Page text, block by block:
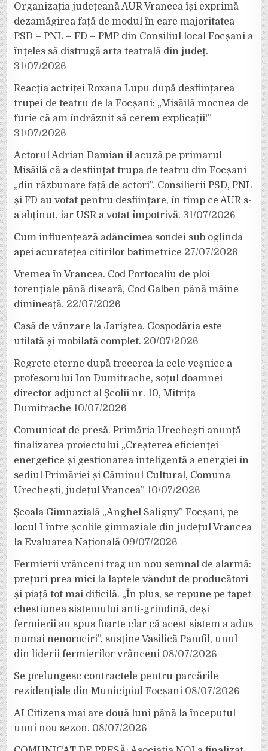
Organizația județeană AUR Vrancea își exprimă
dezamăgirea față de modul în care majoritatea
PSD – PNL – FD – PMP din Consiliul local Focșani a
înțeles să distrugă arta teatrală din județ.
31/07/2026
Reacția actriței Roxana Lupu după desființarea
trupei de teatru de la Focșani: „Misăilă mocnea de
furie că am îndrăznit să cerem explicații!”
31/07/2026
Actorul Adrian Damian îl acuză pe primarul
Misăilă că a desființat trupa de teatru din Focșani
„din răzbunare față de actori”. Consilierii PSD, PNL
și FD au votat pentru desființare, în timp ce AUR s-
a abținut, iar USR a votat împotrivă. 31/07/2026
Cum influențează adâncimea sondei sub oglinda
apei acuratețea citirilor batimetrice 27/07/2026
Vremea în Vrancea. Cod Portocaliu de ploi
torențiale până diseară, Cod Galben până mâine
dimineață. 22/07/2026
Casă de vânzare la Jariștea. Gospodăria este
utilată și mobilată complet. 20/07/2026
Regrete eterne după trecerea la cele veșnice a
profesorului Ion Dumitrache, soțul doamnei
director adjunct al Școlii nr. 10, Mitrița
Dumitrache 10/07/2026
Comunicat de presă. Primăria Urechești anunță
finalizarea proiectului „Creșterea eficienței
energetice și gestionarea inteligentă a energiei în
sediul Primăriei și Căminul Cultural, Comuna
Urechești, județul Vrancea” 10/07/2026
Școala Gimnazială „Anghel Saligny” Focșani, pe
locul I între școlile gimnaziale din județul Vrancea
la Evaluarea Națională 09/07/2026
Fermierii vrânceni trag un nou semnal de alarmă:
prețuri prea mici la laptele vândut de producători
și piață tot mai dificilă. „În plus, se repune pe tapet
chestiunea sistemului anti-grindină, deși
fermierii au spus foarte clar că acest sistem a adus
numai nenorociri”, susține Vasilică Pamfil, unul
din liderii fermierilor vrânceni 08/07/2026
Se prelungesc contractele pentru parcările
rezidențiale din Municipiul Focșani 08/07/2026
AI Citizens mai are două luni până la începutul
unui nou sezon. 08/07/2026